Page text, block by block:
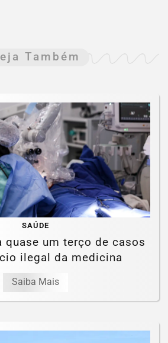
Também
SAÚDE
quase um terço de casos
ilegal da medicina
Saiba Mais